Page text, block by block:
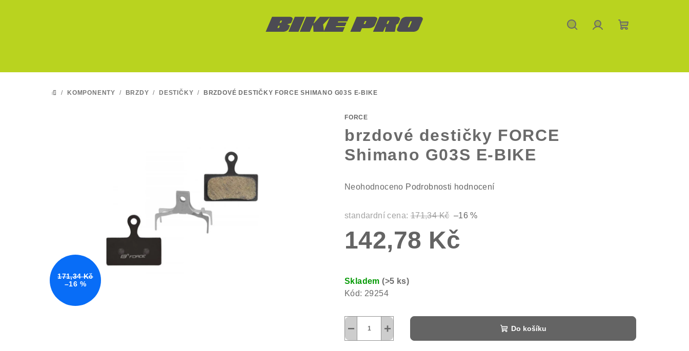
košík
DOMŮ
/ KOMPONENTY / BRZDY / DESTIČKY / BRZDOVÉ DESTIČKY FORCE SHIMANO G03S E-BIKE
FORCE
brzdové destičky FORCE
Shimano G03S E-BIKE
Průměrné
produktu
0,0
z
Neohodnoceno Podrobnosti hodnocení
standardní cena: 171,34 Kč –16 %
142,78 Kč
cena:
Skladem(>5 ks)
Kód: 29254
+
− Do košíku
171,34 Kč
–16 %